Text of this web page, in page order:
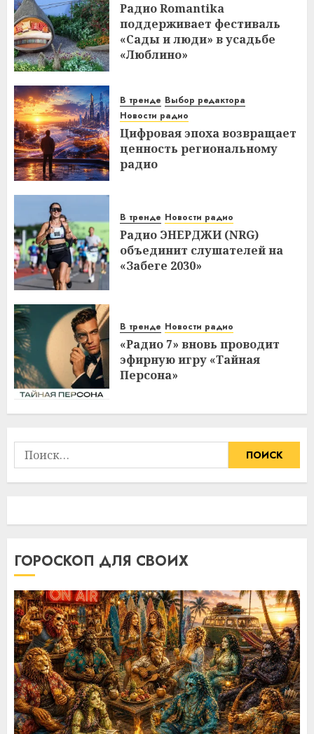
Радио Romantika
поддерживает фестиваль
«Сады и люди» в усадьбе
«Люблино»
В тренде Выбор редактора
Новости радио
Цифровая эпоха возвращает
ценность региональному
радио
В тренде Новости радио
Радио ЭНЕРДЖИ (NRG)
объединит слушателей на
«Забеге 2030»
В тренде Новости радио
«Радио 7» вновь проводит
эфирную игру «Тайная
Персона»
Найти:
ГОРОСКОП ДЛЯ СВОИХ